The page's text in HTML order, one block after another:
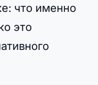
что именно
это